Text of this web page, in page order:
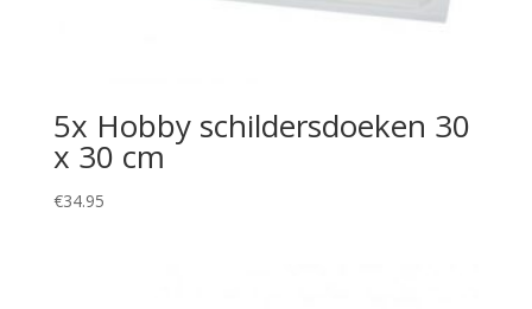
5x Hobby schildersdoeken 30
x 30 cm
€34.95